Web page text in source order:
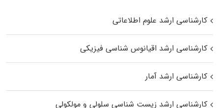
کارشناسی ارشد علوم اطلاعاتی
کارشناسی ارشد اقیانوس‌ شناسی فیزیکی
کارشناسی ارشد آمار
کارشناسی ارشد زیست شناسی سلولی و مولکولی